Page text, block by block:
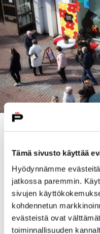
Tämä sivusto käyttää
Hyödynnämme
jatkossa paremmin.
sivujen
kohdennetun
evästeistä ovat
toiminnallisuuden
– Tiesitkö, että
käynyt Palmgrenin
paljon muuta voi tehdä
viikon aikana,
Träskelinja
Poris on täynnä pop-
Ohjelmatarjonta